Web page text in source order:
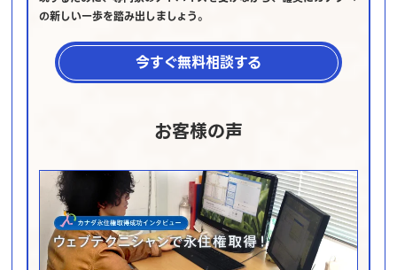
の新しい一歩を踏み出しましょう。
今すぐ無料相談する
お客様の声